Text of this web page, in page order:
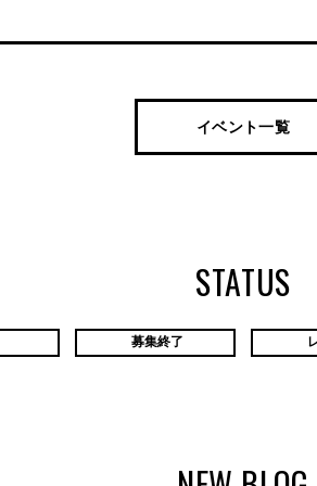
イベント一覧
STATUS
募集終了 レ